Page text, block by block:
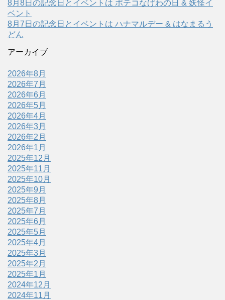
8月8日の記念日とイベントは ポテコなげわの日 & 妖怪イ
ベント
8月7日の記念日とイベントは ハナマルデー & はなまるう
どん
アーカイブ
2026年8月
2026年7月
2026年6月
2026年5月
2026年4月
2026年3月
2026年2月
2026年1月
2025年12月
2025年11月
2025年10月
2025年9月
2025年8月
2025年7月
2025年6月
2025年5月
2025年4月
2025年3月
2025年2月
2025年1月
2024年12月
2024年11月